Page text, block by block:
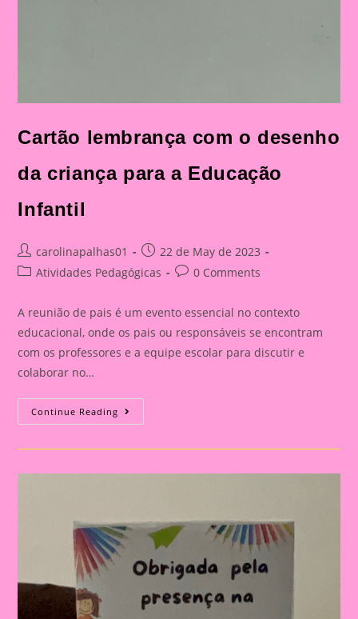
Cartão lembrança com o desenho
da criança para a Educação
Infantil
Post
author:
carolinapalhas01
Post
published:
22 de May de 2023
PostAtividades Pedagógicas
Post0 Comments
A reunião de pais é um evento essencial no contexto
educacional, onde os pais ou responsáveis se encontram
com os professores e a equipe escolar para discutir e
colaborar no…
Continue Reading Cartão
Lembrança
Criança
Infantil